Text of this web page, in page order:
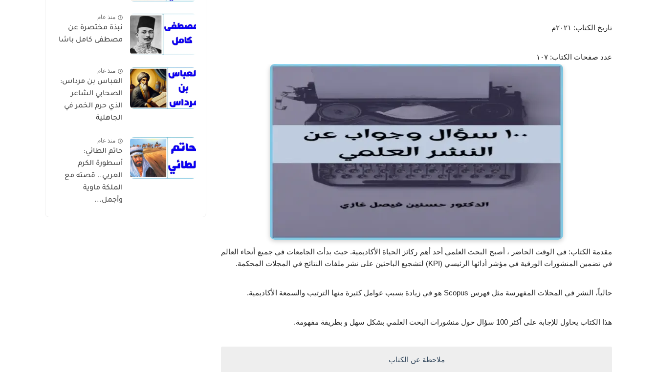
تاريخ الكتاب: ٢٠٢١م
عدد صفحات الكتاب: ١٠٧
في تضمين المنشورات الورقية في مؤشر أدائها الرئيسي (KPI) لتشجيع الباحثين على نشر ملفات النتائج في المجلات المحكمة.
حالياً، النشر في المجلات المفهرسة مثل فهرس Scopus هو في زيادة بسبب عوامل كثيرة منها الترتيب والسمعة الأكاديمية.
هذا الكتاب يحاول للإجابة على أكثر 100 سؤال حول منشورات البحث العلمي بشكل سهل و بطريقة مفهومة.
ملاحظة عن الكتاب
منذ عام
نبذة مختصرة عن
مصطفى كامل باشا
منذ عام
العباس بن مرداس:
الصحابي الشاعر
الذي حرم الخمر في
الجاهلية
منذ عام
حاتم الطائي:
أسطورة الكرم
العربي.. قصته مع
الملكة ماوية
وأجمل...